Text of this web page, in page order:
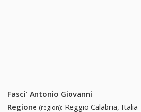
Fasci' Antonio Giovanni
Regione (region): Reggio Calabria, Italia